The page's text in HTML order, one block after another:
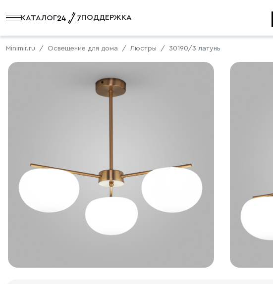
КАТАЛОГ ПОДДЕРЖКА
Minimir.ru Освещение для дома Люстры 30190/3 латунь